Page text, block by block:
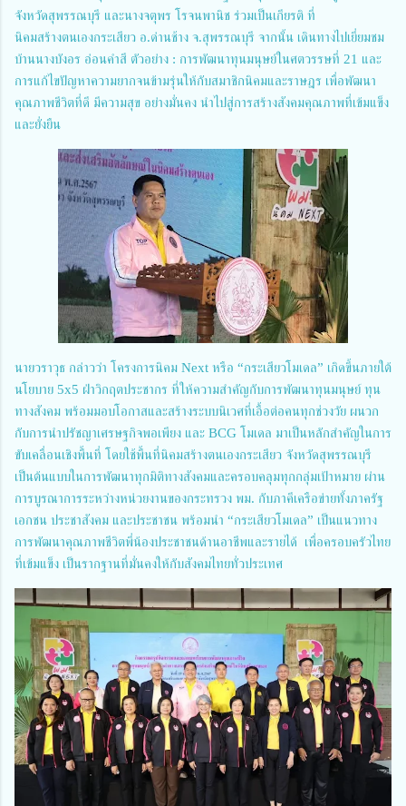
จังหวัดสุพรรณบุรี และนางจตุพร โรจนพานิช ร่วมเป็นเกียรติ ที่
นิคมสร้างตนเองกระเสียว อ.ด่านช้าง จ.สุพรรณบุรี จากนั้น เดินทางไปเยี่ยมชม
บ้านนางบังอร อ่อนคำสี ตัวอย่าง : การพัฒนาทุนมนุษย์ในศตวรรษที่ 21 และ
การแก้ไขปัญหาความยากจนข้ามรุ่นให้กับสมาชิกนิคมและราษฎร เพื่อพัฒนา
คุณภาพชีวิตที่ดี มีความสุข อย่างมั่นคง นำไปสู่การสร้างสังคมคุณภาพที่เข้มแข็ง
และยั่งยืน
นายวราวุธ กล่าวว่า โครงการนิคม Next หรือ “กระเสียวโมเดล” เกิดขึ้นภายใต้
นโยบาย 5x5 ฝ่าวิกฤตประชากร ที่ให้ความสำคัญกับการพัฒนาทุนมนุษย์ ทุน
ทางสังคม พร้อมมอบโอกาสและสร้างระบบนิเวศที่เอื้อต่อคนทุกช่วงวัย ผนวก
กับการนำปรัชญาเศรษฐกิจพอเพียง และ BCG โมเดล มาเป็นหลักสำคัญในการ
ขับเคลื่อนเชิงพื้นที่ โดยใช้พื้นที่นิคมสร้างตนเองกระเสียว จังหวัดสุพรรณบุรี
เป็นต้นแบบในการพัฒนาทุกมิติทางสังคมและครอบคลุมทุกกลุ่มเป้าหมาย ผ่าน
การบูรณาการระหว่างหน่วยงานของกระทรวง พม. กับภาคีเครือข่ายทั้งภาครัฐ
เอกชน ประชาสังคม และประชาชน พร้อมนำ “กระเสียวโมเดล” เป็นแนวทาง
การพัฒนาคุณภาพชีวิตพี่น้องประชาชนด้านอาชีพและรายได้ เพื่อครอบครัวไทย
ที่เข้มแข็ง เป็นรากฐานที่มั่นคงให้กับสังคมไทยทั่วประเทศ